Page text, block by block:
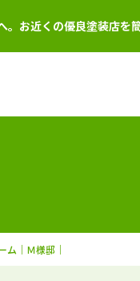
。お近くの優良塗装店を
塗装店
塗装店
山梨県
長野県
ム｜Ｍ様邸｜